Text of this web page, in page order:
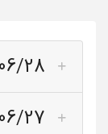
28
27